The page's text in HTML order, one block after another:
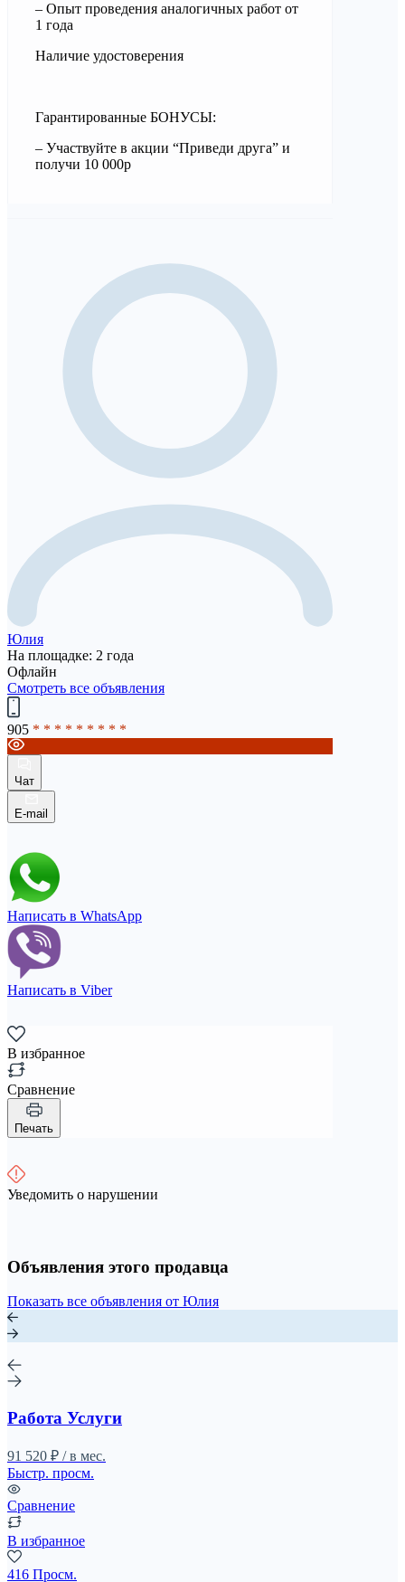
– Опыт проведения аналогичных работ от
1 года
Наличие удостоверения
Гарантированные БОНУСЫ:
– Участвуйте в акции “Приведи друга” и
получи 10 000р
Юлия
На площадке: 2 года
Офлайн
Смотреть все объявления
905 * * * * * * * * *
Чат
E-mail
Написать в WhatsApp
Написать в Viber
В избранное
Сравнение
Печать
Уведомить о нарушении
Объявления этого продавца
Показать все объявления от Юлия
Работа Услуги
91 520 ₽ / в мес.
Быстр. просм.
Сравнение
В избранное
416 Просм.